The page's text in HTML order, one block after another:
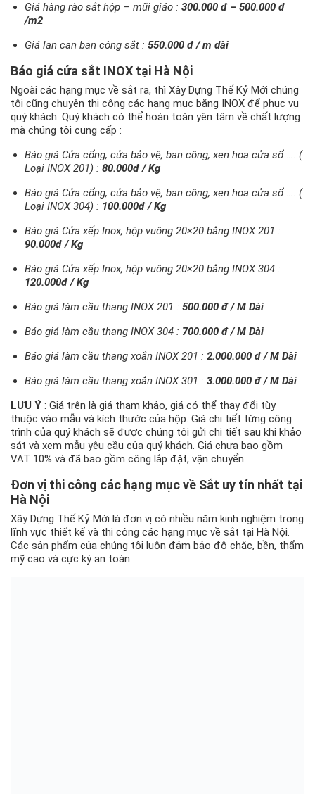
Giá hàng rào sắt hộp – mũi giáo : 300.000 đ – 500.000 đ
/m2
Giá lan can ban công sắt : 550.000 đ / m dài
Báo giá cửa sắt INOX tại Hà Nội
Ngoài các hạng mục về sắt ra, thì Xây Dựng Thế Kỷ Mới chúng
tôi cũng chuyên thi công các hạng mục bằng INOX để phục vụ
quý khách. Quý khách có thể hoàn toàn yên tâm về chất lượng
mà chúng tôi cung cấp :
Báo giá Cửa cổng, cửa bảo vệ, ban công, xen hoa cửa sổ …..(
Loại INOX 201) : 80.000đ / Kg
Báo giá Cửa cổng, cửa bảo vệ, ban công, xen hoa cửa sổ …..(
Loại INOX 304) : 100.000đ / Kg
Báo giá Cửa xếp Inox, hộp vuông 20×20 bằng INOX 201 :
90.000đ / Kg
Báo giá Cửa xếp Inox, hộp vuông 20×20 bằng INOX 304 :
120.000đ / Kg
Báo giá làm cầu thang INOX 201 : 500.000 đ / M Dài
Báo giá làm cầu thang INOX 304 : 700.000 đ / M Dài
Báo giá làm cầu thang xoắn INOX 201 : 2.000.000 đ / M Dài
Báo giá làm cầu thang xoắn INOX 301 : 3.000.000 đ / M Dài
LƯU Ý : Giá trên là giá tham khảo, giá có thể thay đổi tùy
thuộc vào mẫu và kích thước của hộp. Giá chi tiết từng công
trình của quý khách sẽ được chúng tôi gửi chi tiết sau khi khảo
sát và xem mẫu yêu cầu của quý khách. Giá chưa bao gồm
VAT 10% và đã bao gồm công lắp đặt, vận chuyển.
Đơn vị thi công các hạng mục về Sắt uy tín nhất tại
Hà Nội
Xây Dựng Thế Kỷ Mới là đơn vị có nhiều năm kinh nghiệm trong
lĩnh vực thiết kế và thi công các hạng mục về sắt tại Hà Nội.
Các sản phẩm của chúng tôi luôn đảm bảo độ chắc, bền, thẩm
mỹ cao và cực kỳ an toàn.